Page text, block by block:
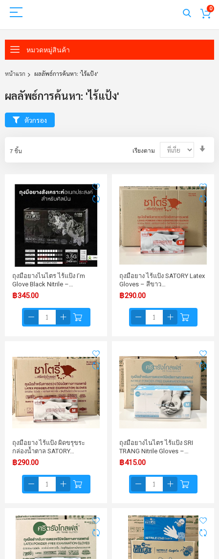
0
หมวดหมู่สินค้า
หน้าแรก ผลลัพธ์การค้นหา: 'ไร้แป้ง'
ผลลัพธ์การค้นหา: 'ไร้แป้ง'
7 ชิ้น เรียงตาม
ถุงมือยางไนไตร ไร้แป้ง I’m
Glove Black Nitrile –…
฿345.00
ถุงมือยาง ไร้แป้ง SATORY Latex
Gloves – สีขาว…
฿290.00
ถุงมือยาง ไร้แป้ง ผิดขรุขระ
กล่องน้ำตาล SATORY…
฿290.00
ถุงมือยางไนไตร ไร้แป้ง SRI
TRANG Nitrile Gloves –…
฿415.00
ตัวกรอง